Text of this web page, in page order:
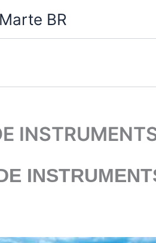
BR